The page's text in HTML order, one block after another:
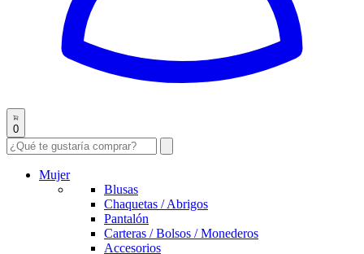
0
Mujer
Blusas
Chaquetas / Abrigos
Pantalón
Carteras / Bolsos / Monederos
Accesorios